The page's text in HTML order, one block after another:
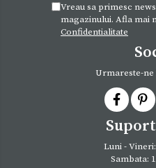
Vreau sa primesc
magazinului. Afla mai
Confidentialitate
Urmareste-ne
Luni - Vineri:
Sambata: